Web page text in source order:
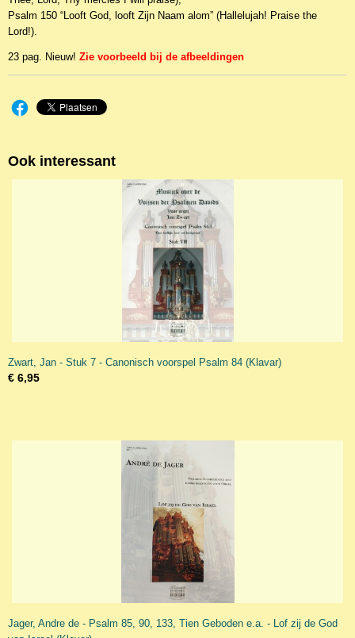
Psalm 150 “Looft God, looft Zijn Naam alom” (Hallelujah! Praise the
Lord!).
23 pag. Nieuw! Zie voorbeeld bij de afbeeldingen
Ook interessant
Zwart, Jan - Stuk 7 - Canonisch voorspel Psalm 84 (Klavar)
€ 6,95
Jager, Andre de - Psalm 85, 90, 133, Tien Geboden e.a. - Lof zij de God